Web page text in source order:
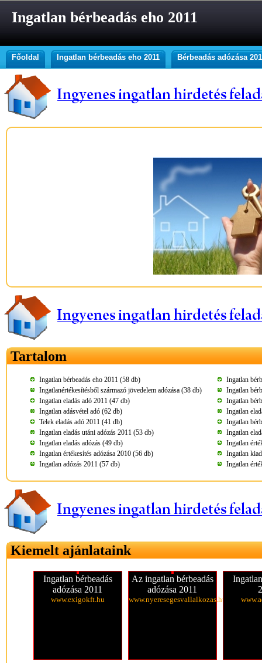
Ingatlan bérbeadás eho 2011
Főoldal Ingatlan bérbeadás eho 2011 Bérbeadás adózása
Tartalom
Ingatlan bérbeadás eho 2011 (58 db)
Ingatlan
Ingatlanértékesítésből származó jövedelem adózása (38 db)
Ingatlan
Ingatlan eladás adó 2011 (47 db)
Ingatlan
Ingatlan adásvétel adó (62 db)
Ingatlan
Telek eladás adó 2011 (41 db)
Ingatlan
Ingatlan eladás utáni adózás 2011 (53 db)
Ingatlan
Ingatlan eladás adózás (49 db)
Ingatlan
Ingatlan értékesítés adózása 2010 (56 db)
Ingatlan
Ingatlan adózás 2011 (57 db)
Ingatlan
Kiemelt ajánlataink
Ingatlan bérbeadás
adózása 2011
www.exigokft.hu
Az ingatlan bérbeadás
adózása 2011
www.nyeresegesvallalkozas.hu